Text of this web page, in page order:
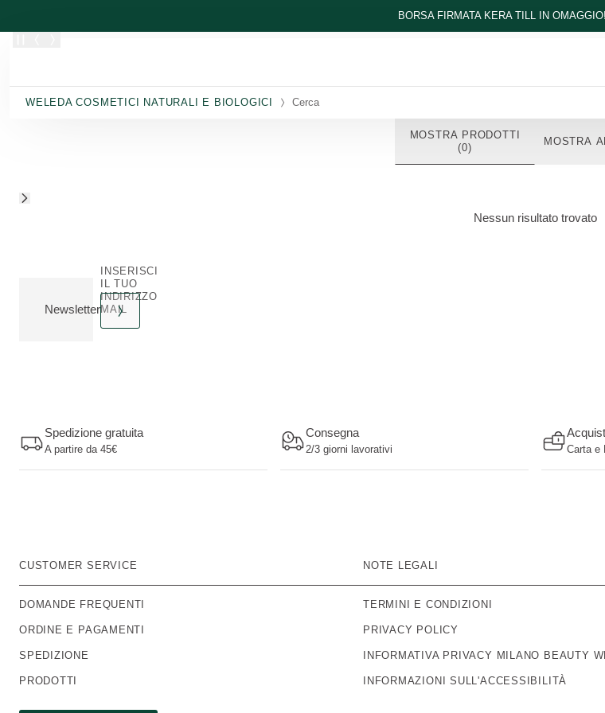
BORSA FIRMATA KERA TILL IN
WELEDA COSMETICI NATURALI E BIOLOGICI Cerca
MOSTRA PRODOTTI
(0)
MOSTRA
Nessun risultato trovato
Newsletter
INSERISCI
IL TUO
INDIRIZZO
MAIL
Spedizione gratuita
A partire da 45€
Consegna
2/3 giorni lavorativi Carta e
CUSTOMER SERVICE
DOMANDE FREQUENTI
ORDINE E PAGAMENTI
SPEDIZIONE
PRODOTTI
NOTE LEGALI
TERMINI E CONDIZIONI
PRIVACY POLICY
INFORMATIVA PRIVACY MILANO BEAUTY
INFORMAZIONI SULL'ACCESSIBILITÀ